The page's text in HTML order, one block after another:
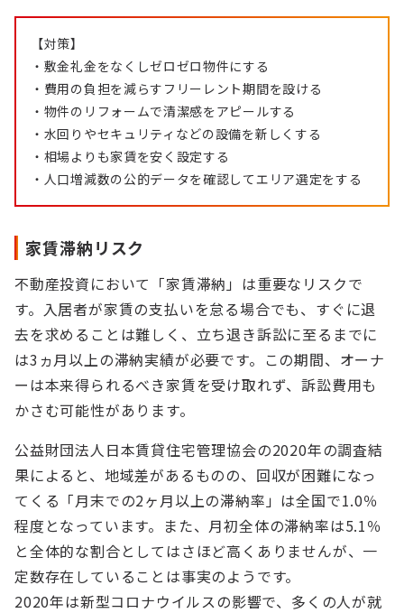
【対策】
・敷金礼金をなくしゼロゼロ物件にする
・費用の負担を減らすフリーレント期間を設ける
・物件のリフォームで清潔感をアピールする
・水回りやセキュリティなどの設備を新しくする
・相場よりも家賃を安く設定する
・人口増減数の公的データを確認してエリア選定をする
家賃滞納リスク
不動産投資において「家賃滞納」は重要なリスクで
す。入居者が家賃の支払いを怠る場合でも、すぐに退
去を求めることは難しく、立ち退き訴訟に至るまでに
は3ヵ月以上の滞納実績が必要です。この期間、オーナ
ーは本来得られるべき家賃を受け取れず、訴訟費用も
かさむ可能性があります。
公益財団法人日本賃貸住宅管理協会の2020年の調査結
果によると、地域差があるものの、回収が困難になっ
てくる「月末での2ヶ月以上の滞納率」は全国で1.0％
程度となっています。また、月初全体の滞納率は5.1％
と全体的な割合としてはさほど高くありませんが、一
定数存在していることは事実のようです。
2020年は新型コロナウイルスの影響で、多くの人が就